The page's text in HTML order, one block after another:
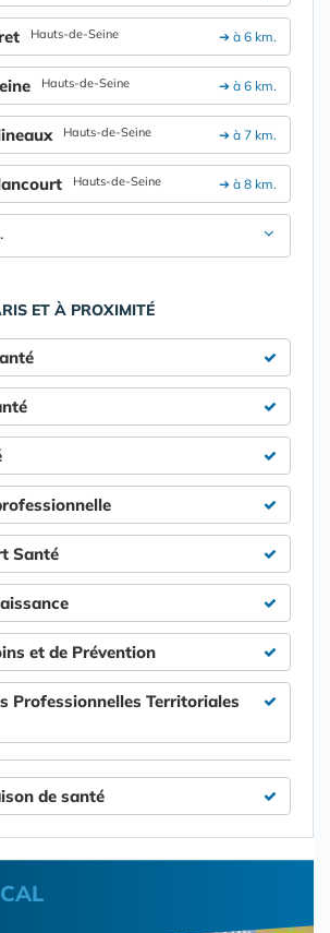
➔ à 6 km.
Hauts-de-Seine
➔ à 6 km.
Hauts-de-Seine
➔ à 7 km.
Hauts-de-Seine
➔ à 8 km.
Hauts-de-Seine
ET À PROXIMITÉ
Santé
et de Prévention
Professionnelles Territoriales
de santé